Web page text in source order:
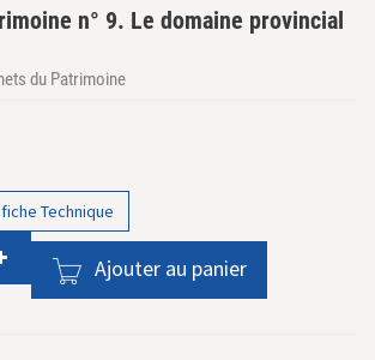
n° 9. Le domaine provincial
du Patrimoine
Technique
Ajouter au panier